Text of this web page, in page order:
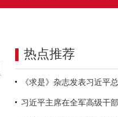
热点推荐